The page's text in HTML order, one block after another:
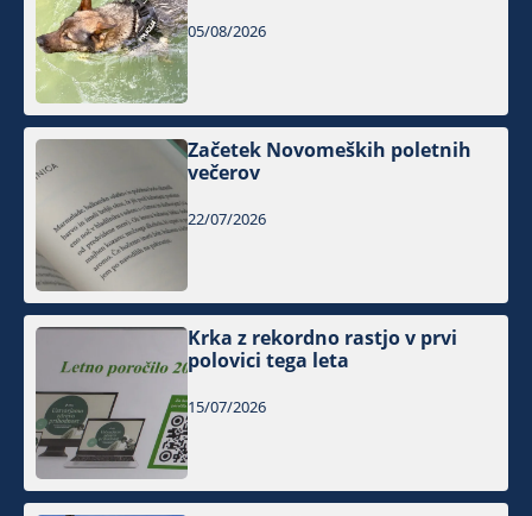
05/08/2026
Začetek Novomeških poletnih
večerov
22/07/2026
Krka z rekordno rastjo v prvi
polovici tega leta
15/07/2026